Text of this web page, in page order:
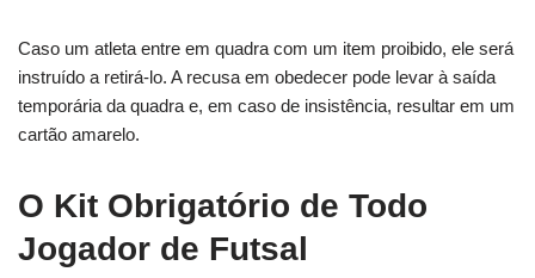
Caso um atleta entre em quadra com um item proibido, ele será
instruído a retirá-lo. A recusa em obedecer pode levar à saída
temporária da quadra e, em caso de insistência, resultar em um
cartão amarelo.
O Kit Obrigatório de Todo
Jogador de Futsal